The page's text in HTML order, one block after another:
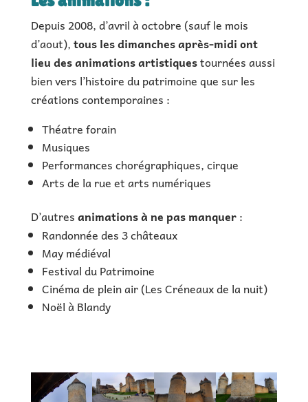
Depuis 2008, d’avril à octobre (sauf le mois
d’aout),tous les dimanches après-midi ont
lieu des animations artistiquestournées aussi
bien vers l’histoire du patrimoine que sur les
créations contemporaines :
Théatre forain
Musiques
Performances chorégraphiques, cirque
Arts de la rue et arts numériques
D’autresanimations à ne pas manquer:
Randonnée des 3 châteaux
May médiéval
Festival du Patrimoine
Cinéma de plein air (Les Créneaux de la nuit)
Noël à Blandy